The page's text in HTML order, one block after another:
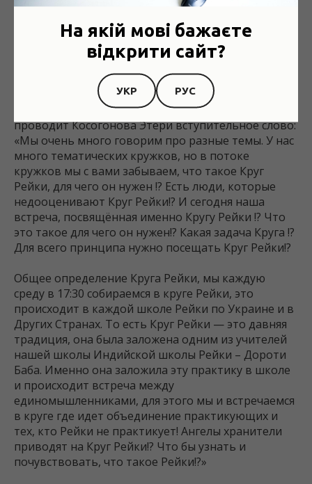
меня сейчас на расстоянии в первую очередь.
Начало встречи «Что такое Круг Рейки!?»
проводит Косогонова Этери вступительное слово:
«Мы очень много говорим про разные темы. У нас
много тематических кружков, но в потоке
кружков мы с вами забываем, что такое Круг
Рейки, для чего он нужен !? Есть люди, которые
недооценивают Круг Рейки!? И сегодня наша
встреча, посвящённая именно Кругу Рейки !? Что
это такое для чего он нужен!? Какая задача Круга !?
Для всего принципа нужно посещать Круг Рейки!?
Общее определение Круга Рейки, мы каждую
среду в 17:30 собираемся в круге Рейки, это
происходит в каждой школе Рейки по Украине и в
Других Странах. То есть Круг Рейки — это давняя
традиция, она была заложена одним из учителей
нашей школы Индийской школы Рейки – Дороти
Баба. Именно она заложила эту практику в школе
и происходит встреча между
единомышленниками, для этого мы и встречаемся
в круге где идет объединение практикующих и
тех, кто Рейки не практикует! Ангелы хранители
приводят на Круг Рейки!? Что бы узнать и
почувствовать, что такое Рейки!?»
На якій мові бажаєте
відкрити сайт?
УКР РУС